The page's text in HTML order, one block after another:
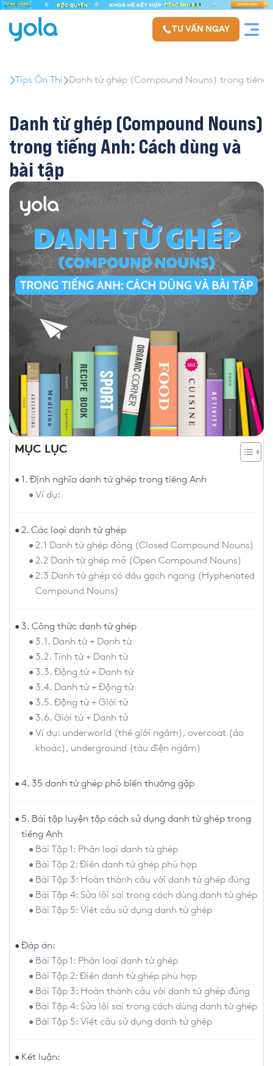
TƯ VẤN NGAY
Tips Ôn Thi Danh từ ghép (Compound Nouns) trong tiếng
Danh từ ghép (Compound Nouns)
trong tiếng Anh: Cách dùng và
bài tập
MỤC LỤC
1. Định nghĩa danh từ ghép trong tiếng Anh
Ví dụ:
2. Các loại danh từ ghép
2.1 Danh từ ghép đóng (Closed Compound Nouns)
2.2 Danh từ ghép mở (Open Compound Nouns)
2.3 Danh từ ghép có dấu gạch ngang (Hyphenated
Compound Nouns)
3. Công thức danh từ ghép
3.1. Danh từ + Danh từ
3.2. Tính từ + Danh từ
3.3. Động từ + Danh từ
3.4. Danh từ + Động từ
3.5. Động từ + Giới từ
3.6. Giới từ + Danh từ
Ví dụ: underworld (thế giới ngầm), overcoat (áo
khoác), underground (tàu điện ngầm)
4. 35 danh từ ghép phổ biến thường gặp
5. Bài tập luyện tập cách sử dụng danh từ ghép trong
tiếng Anh
Bài Tập 1: Phân loại danh từ ghép
Bài Tập 2: Điền danh từ ghép phù hợp
Bài Tập 3: Hoàn thành câu với danh từ ghép đúng
Bài Tập 4: Sửa lỗi sai trong cách dùng danh từ ghép
Bài Tập 5: Viết câu sử dụng danh từ ghép
Đáp án:
Bài Tập 1: Phân loại danh từ ghép
Bài Tập 2: Điền danh từ ghép phù hợp
Bài Tập 3: Hoàn thành câu với danh từ ghép đúng
Bài Tập 4: Sửa lỗi sai trong cách dùng danh từ ghép
Bài Tập 5: Viết câu sử dụng danh từ ghép
Kết luận: